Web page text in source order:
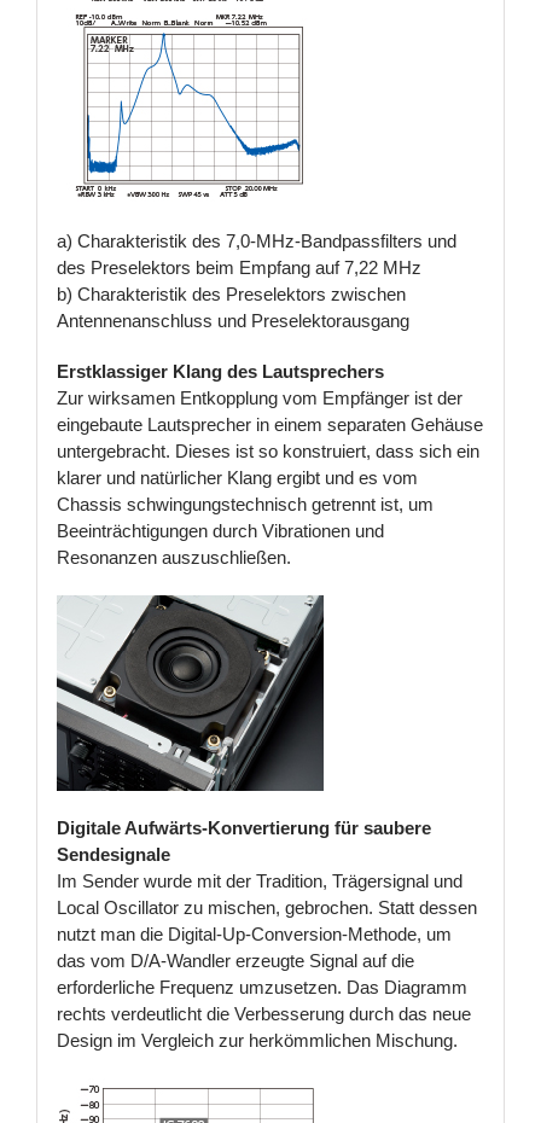
a) Charakteristik des 7,0-MHz-Bandpassfilters und
des Preselektors beim Empfang auf 7,22 MHz
b) Charakteristik des Preselektors zwischen
Antennenanschluss und Preselektorausgang
Erstklassiger Klang des Lautsprechers
Zur wirksamen Entkopplung vom Empfänger ist der
eingebaute Lautsprecher in einem separaten Gehäuse
untergebracht. Dieses ist so konstruiert, dass sich ein
klarer und natürlicher Klang ergibt und es vom
Chassis schwingungstechnisch getrennt ist, um
Beeinträchtigungen durch Vibrationen und
Resonanzen auszuschließen.
Digitale Aufwärts-Konvertierung für saubere
Sendesignale
Im Sender wurde mit der Tradition, Trägersignal und
Local Oscillator zu mischen, gebrochen. Statt dessen
nutzt man die Digital-Up-Conversion-Methode, um
das vom D/A-Wandler erzeugte Signal auf die
erforderliche Frequenz umzusetzen. Das Diagramm
rechts verdeutlicht die Verbesserung durch das neue
Design im Vergleich zur herkömmlichen Mischung.